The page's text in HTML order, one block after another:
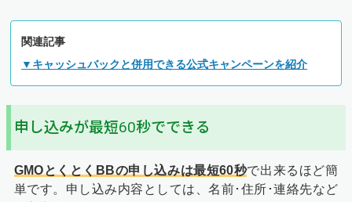
関連記事
▼キャッシュバックと併用できる公式キャンペーンを紹介
申し込みが最短60秒でできる
GMOとくとくBBの申し込みは最短60秒で出来るほど簡
単です。申し込み内容としては、名前･住所･連絡先など